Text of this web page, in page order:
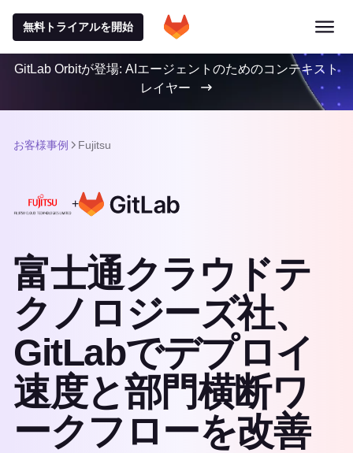
無料トライアルを開始
GitLab Orbitが登場: AIエージェントのためのコンテキスト
レイヤー
お客様事例 Fujitsu
+
富士通クラウドテ
クノロジーズ社、
GitLabでデプロイ
速度と部門横断ワ
ークフローを改善